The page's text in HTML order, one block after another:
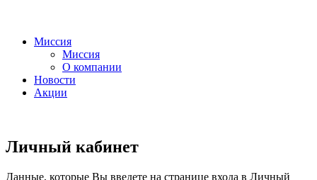
Миссия
Миссия
О компании
Новости
Акции
Личный кабинет
Данные, которые Вы введете на странице входа в Личный